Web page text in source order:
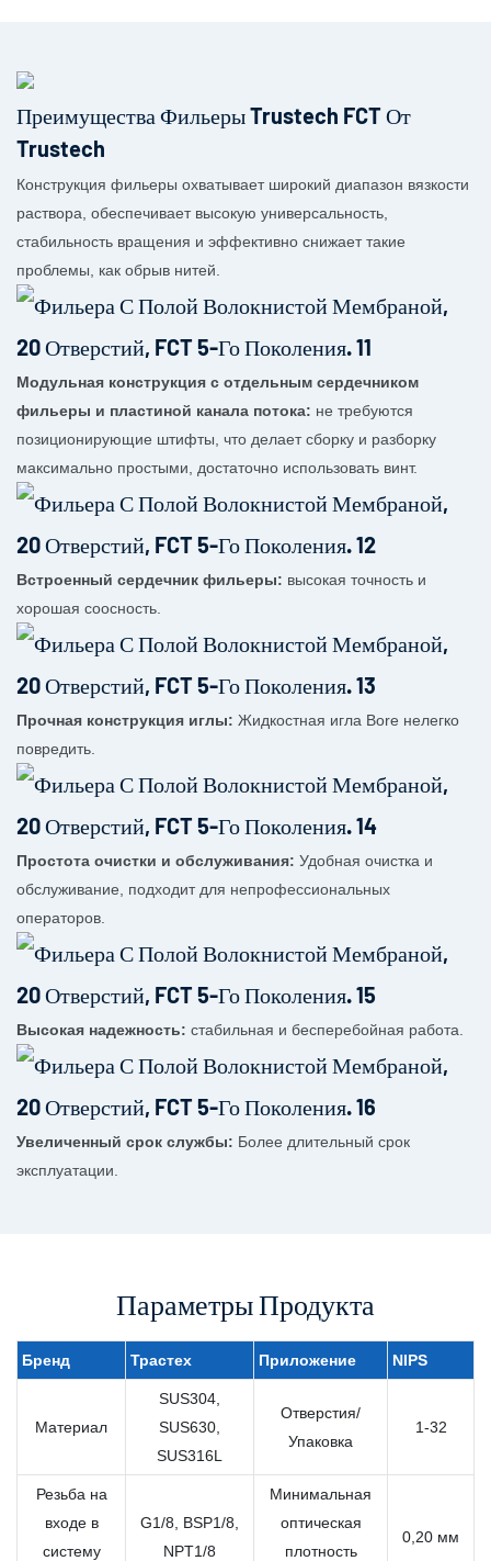
Преимущества Фильеры Trustech FCT От
Trustech
Конструкция фильеры охватывает широкий диапазон вязкости
раствора, обеспечивает высокую универсальность,
стабильность вращения и эффективно снижает такие
проблемы, как обрыв нитей.
Модульная конструкция с отдельным сердечником
фильеры и пластиной канала потока: не требуются
позиционирующие штифты, что делает сборку и разборку
максимально простыми, достаточно использовать винт.
Встроенный сердечник фильеры: высокая точность и
хорошая соосность.
Прочная конструкция иглы: Жидкостная игла Bore нелегко
повредить.
Простота очистки и обслуживания: Удобная очистка и
обслуживание, подходит для непрофессиональных
операторов.
Высокая надежность: стабильная и бесперебойная работа.
Увеличенный срок службы: Более длительный срок
эксплуатации.
Параметры Продукта
Бренд Трастех Приложение NIPS
Материал
SUS304,
SUS630,
SUS316L
Отверстия/
Упаковка
1-32
Резьба на
входе в
систему
G1/8, BSP1/8,
NPT1/8
Минимальная
оптическая
плотность
0,20 мм